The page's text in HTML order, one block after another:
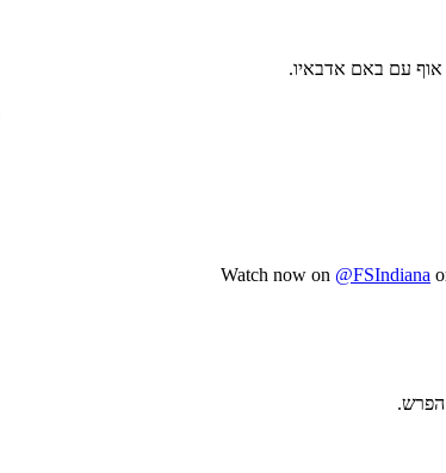
עם באם אדבאיו.
Watch now on @FSIndiana